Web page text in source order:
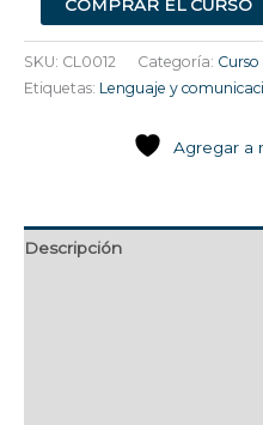
COMPRAR EL CURSO
SKU: CL0012 Categoría:
Etiquetas: Lenguaje y
Agregar a
Descripción